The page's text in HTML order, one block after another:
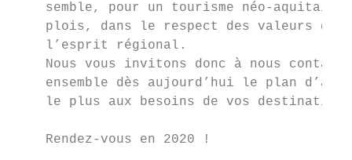
semble, pour un tourisme néo-aquitain
plois, dans le respect des valeurs du
    l’esprit régional.
Nous vous invitons donc à nous
ensemble dès aujourd’hui le plan
le plus aux besoins de vos
    Rendez-vous en 2020 !